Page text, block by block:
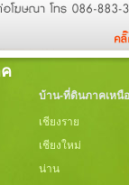
บ้าน-ที่ดินภาคเหนือ
เชียงราย
เชียงใหม่
น่าน